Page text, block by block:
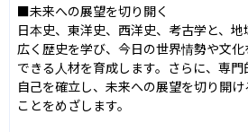
■未来への展望を切り開く
日本史、東洋史、西洋史、考古学と、
広く歴史を学び、今日の世界情勢や文
できる人材を育成します。さらに、専門
自己を確立し、未来への展望を切り開
ことをめざします。